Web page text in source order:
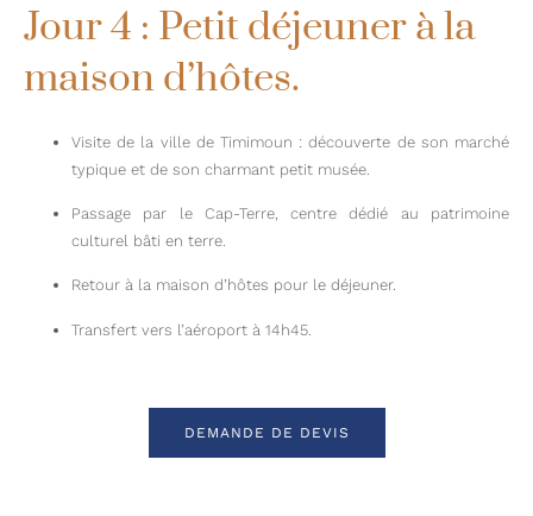
Jour 4 : Petit déjeuner à la
maison d’hôtes.
Visite de la ville de Timimoun : découverte de son marché
typique et de son charmant petit musée.
Passage par le Cap-Terre, centre dédié au patrimoine
culturel bâti en terre.
Retour à la maison d’hôtes pour le déjeuner.
Transfert vers l’aéroport à 14h45.
SYSTÈME
PALMERAIES
DEMANDE DE DEVIS